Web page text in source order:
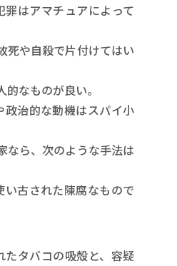
はアマチュアによって
死や自殺で片付けてはい
なものが良い。
治的な動機はスパイ小
なら、次のような手法は
古された陳腐なもので
たタバコの吸殻と、容疑